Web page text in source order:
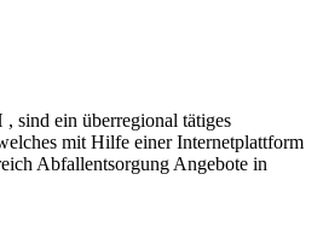
sind ein überregional tätiges
mit Hilfe einer Internetplattform
Abfallentsorgung Angebote in